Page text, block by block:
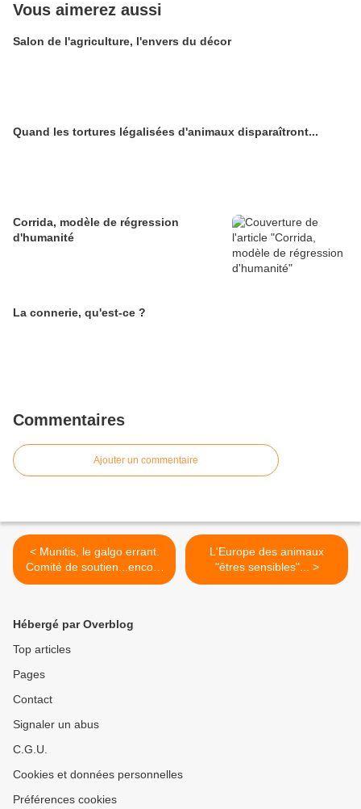
Vous aimerez aussi
Salon de l'agriculture, l'envers du décor
Quand les tortures légalisées d'animaux disparaîtront...
Corrida, modèle de régression
d'humanité
La connerie, qu'est-ce ?
Commentaires
Ajouter un commentaire
< Munitis, le galgo errant.
Comité de soutien...encore
!
L'Europe des animaux
"êtres sensibles"... >
Hébergé par Overblog
Top articles
Pages
Contact
Signaler un abus
C.G.U.
Cookies et données personnelles
Préférences cookies